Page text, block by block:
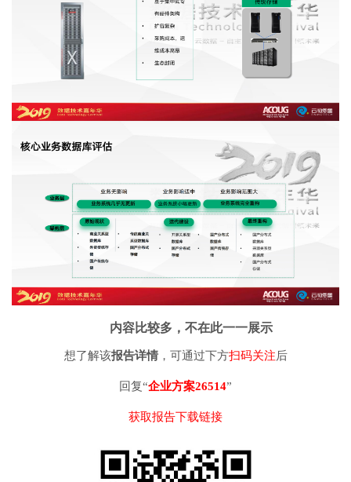
内容比较多， 不在此一一展示
想了解该报告详情，可通过下方扫码关注后
回复“企业方案26514”
获取报告下载链接